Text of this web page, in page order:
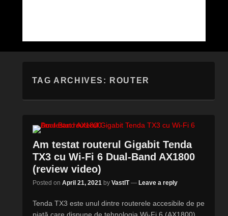
TAG ARCHIVES: ROUTER
Am testat routerul Gigabit Tenda
TX3 cu Wi-Fi 6 Dual-Band AX1800
(review video)
Posted on April 21, 2021 by VastIT — Leave a reply
Tenda TX3 este unul dintre routerele accesibile de pe